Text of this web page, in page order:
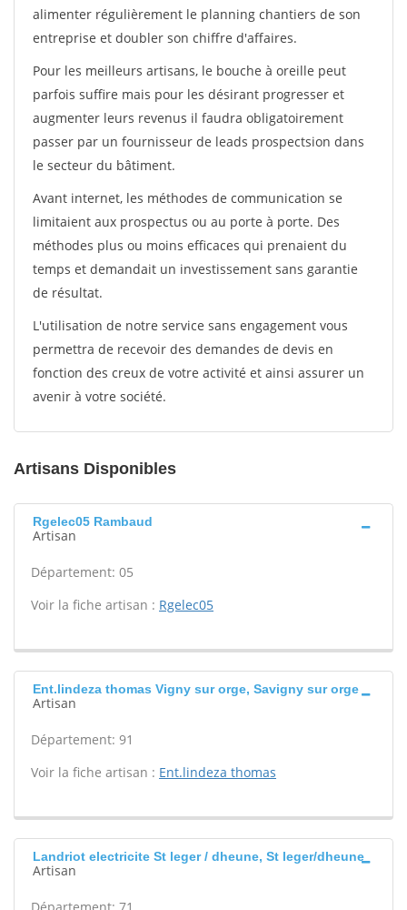
alimenter régulièrement le planning chantiers de son
entreprise et doubler son chiffre d'affaires.
Pour les meilleurs artisans, le bouche à oreille peut
parfois suffire mais pour les désirant progresser et
augmenter leurs revenus il faudra obligatoirement
passer par un fournisseur de leads prospectsion dans
le secteur du bâtiment.
Avant internet, les méthodes de communication se
limitaient aux prospectus ou au porte à porte. Des
méthodes plus ou moins efficaces qui prenaient du
temps et demandait un investissement sans garantie
de résultat.
L'utilisation de notre service sans engagement vous
permettra de recevoir des demandes de devis en
fonction des creux de votre activité et ainsi assurer un
avenir à votre société.
Artisans Disponibles
Rgelec05 Rambaud
Artisan
Département: 05
Voir la fiche artisan : Rgelec05
Ent.lindeza thomas Vigny sur orge, Savigny sur orge
Artisan
Département: 91
Voir la fiche artisan : Ent.lindeza thomas
Landriot electricite St leger / dheune, St leger/dheune
Artisan